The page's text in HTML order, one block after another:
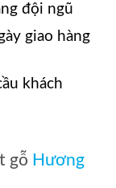
đội ngũ
giao hàng
khách
gỗ Hương